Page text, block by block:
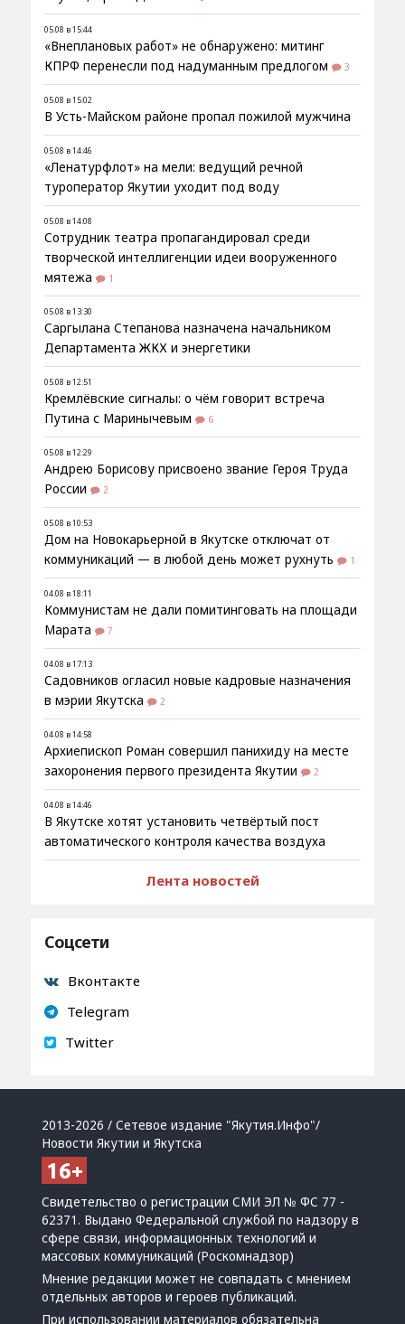
05.08 в 15:44
«Внеплановых работ» не обнаружено: митинг
КПРФ перенесли под надуманным предлогом
3
05.08 в 15:02
В Усть-Майском районе пропал пожилой мужчина
05.08 в 14:46
«Ленатурфлот» на мели: ведущий речной
туроператор Якутии уходит под воду
05.08 в 14:08
Сотрудник театра пропагандировал среди
творческой интеллигенции идеи вооруженного
мятежа
1
05.08 в 13:30
Саргылана Степанова назначена начальником
Департамента ЖКХ и энергетики
05.08 в 12:51
Кремлёвские сигналы: о чём говорит встреча
Путина с Маринычевым
6
05.08 в 12:29
Андрею Борисову присвоено звание Героя Труда
России
2
05.08 в 10:53
Дом на Новокарьерной в Якутске отключат от
коммуникаций — в любой день может рухнуть
1
04.08 в 18:11
Коммунистам не дали помитинговать на площади
Марата
7
04.08 в 17:13
Садовников огласил новые кадровые назначения
в мэрии Якутска
2
04.08 в 14:58
Архиепископ Роман совершил панихиду на месте
захоронения первого президента Якутии
2
04.08 в 14:46
В Якутске хотят установить четвёртый пост
автоматического контроля качества воздуха
Лента новостей
Соцсети
Вконтакте
Telegram
Twitter
2013-2026 / Сетевое издание "Якутия.Инфо"/
Новости Якутии и Якутска
Свидетельство о регистрации СМИ ЭЛ № ФС 77 -
62371. Выдано Федеральной службой по надзору в
сфере связи, информационных технологий и
массовых коммуникаций (Роскомнадзор)
Мнение редакции может не совпадать с мнением
отдельных авторов и героев публикаций.
При использовании материалов обязательна